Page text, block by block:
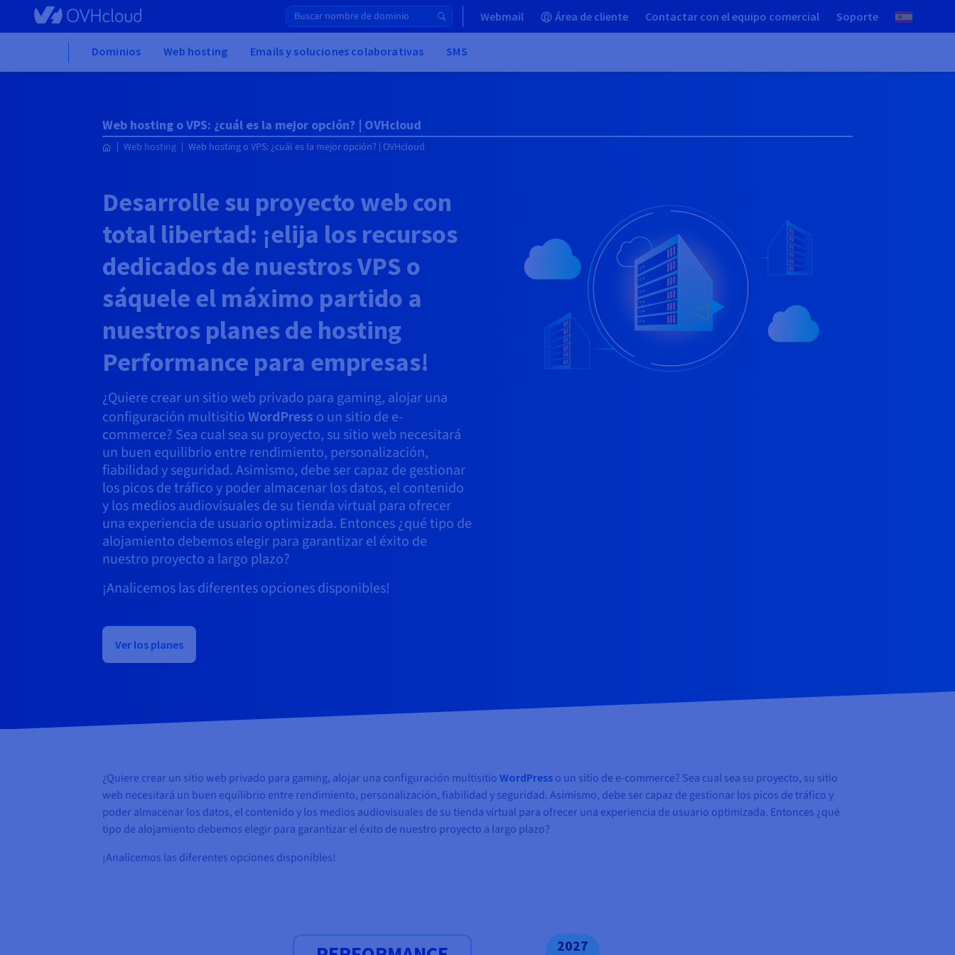
Skip to main content
Webmail Área de cliente Contactar con el equipo comercial Soporte
Dominios Web hosting Emails y soluciones colaborativas SMS
Web hosting o VPS: ¿cuál es la mejor opción? | OVHcloud
Web hosting Web hosting o VPS: ¿cuál es la mejor opción? | OVHcloud
Desarrolle su proyecto web con
total libertad: ¡elija los recursos
dedicados de nuestros VPS o
sáquele el máximo partido a
nuestros planes de hosting
Performance para empresas!
¿Quiere crear un sitio web privado para gaming, alojar una
configuración multisitio WordPress o un sitio de e-
commerce? Sea cual sea su proyecto, su sitio web necesitará
un buen equilibrio entre rendimiento, personalización,
fiabilidad y seguridad. Asimismo, debe ser capaz de gestionar
los picos de tráfico y poder almacenar los datos, el contenido
y los medios audiovisuales de su tienda virtual para ofrecer
una experiencia de usuario optimizada. Entonces ¿qué tipo de
alojamiento debemos elegir para garantizar el éxito de
nuestro proyecto a largo plazo?
¡Analicemos las diferentes opciones disponibles!
Ver los planes
¿Quiere crear un sitio web privado para gaming, alojar una configuración multisitio WordPress o un sitio de e-commerce? Sea cual sea su proyecto, su sitio
web necesitará un buen equilibrio entre rendimiento, personalización, fiabilidad y seguridad. Asimismo, debe ser capaz de gestionar los picos de tráfico y
poder almacenar los datos, el contenido y los medios audiovisuales de su tienda virtual para ofrecer una experiencia de usuario optimizada. Entonces ¿qué
tipo de alojamiento debemos elegir para garantizar el éxito de nuestro proyecto a largo plazo?
¡Analicemos las diferentes opciones disponibles!
2027